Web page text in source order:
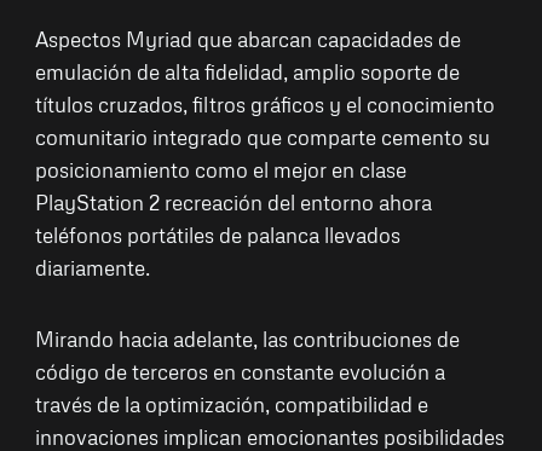
Aspectos Myriad que abarcan capacidades de
emulación de alta fidelidad, amplio soporte de
títulos cruzados, filtros gráficos y el conocimiento
comunitario integrado que comparte cemento su
posicionamiento como el mejor en clase
PlayStation 2 recreación del entorno ahora
teléfonos portátiles de palanca llevados
diariamente.
Mirando hacia adelante, las contribuciones de
código de terceros en constante evolución a
través de la optimización, compatibilidad e
innovaciones implican emocionantes posibilidades